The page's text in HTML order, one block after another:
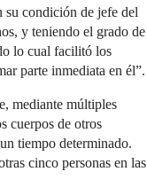
su condición de jefe del
y teniendo el grado de
lo cual facilitó los
parte inmediata en él”.
mediante múltiples
cuerpos de otros
tiempo determinado.
cinco personas en las